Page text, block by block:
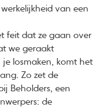
van een
feit dat ze gaan over
we geraakt
losmaken, komt het
Zo zet de
Beholders, een
de